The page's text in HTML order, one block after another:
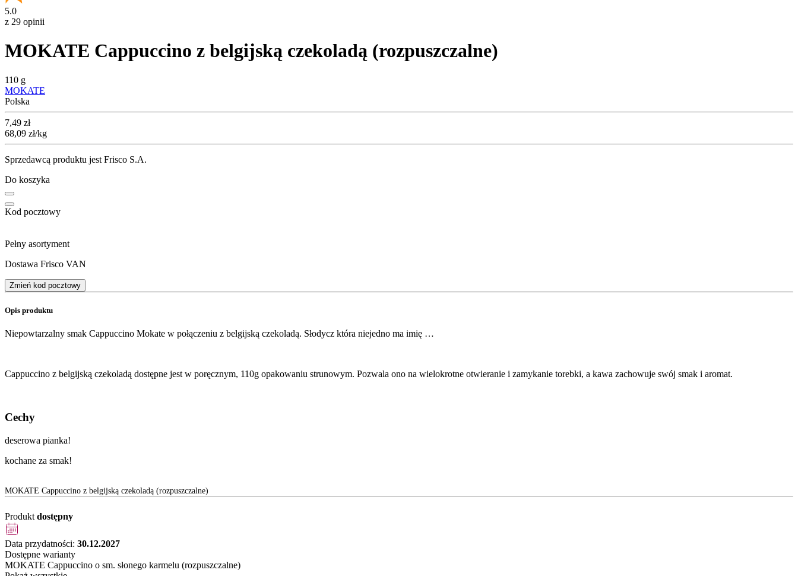
5.0
z 29 opinii
MOKATE Cappuccino z belgijską czekoladą (rozpuszczalne)
110 g
MOKATE
Polska
Cena
7,49 zł
68,09 zł/kg
Sprzedawcą produktu jest Frisco S.A.
Do koszyka
Kod pocztowy
Pełny asortyment
Dostawa Frisco VAN
Zmień kod pocztowy
Opis produktu
Niepowtarzalny smak Cappuccino Mokate w połączeniu z belgijską czekoladą. Słodycz która niejedno ma imię …
Cappuccino z belgijską czekoladą dostępne jest w poręcznym, 110g opakowaniu strunowym. Pozwala ono na wielokrotne otwieranie i zamykanie torebki, a kawa zachowuje swój smak i aromat.
Cechy
deserowa pianka!
kochane za smak!
MOKATE Cappuccino z belgijską czekoladą (rozpuszczalne)
Produkt dostępny
Data przydatności: 30.12.2027
Dostępne warianty
MOKATE Cappuccino o sm. słonego karmelu (rozpuszczalne)